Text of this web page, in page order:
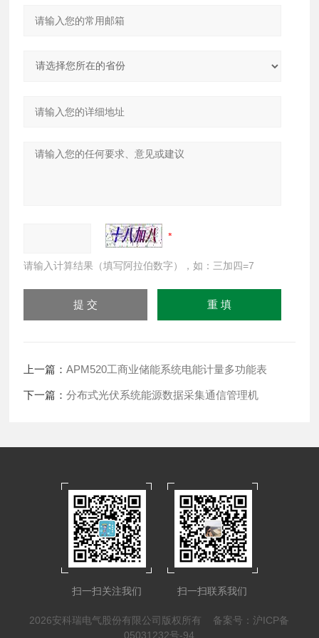
请输入计算结果（填写阿拉伯数字），如：三加四=7
上一篇：APM520工商业储能系统电能计量多功能表
下一篇：分布式光伏系统能源数据采集通信管理机
扫一扫关注我们 扫一扫联系我们
2026安科瑞电气股份有限公司版权所有 备案号：沪ICP备
05031232号-94